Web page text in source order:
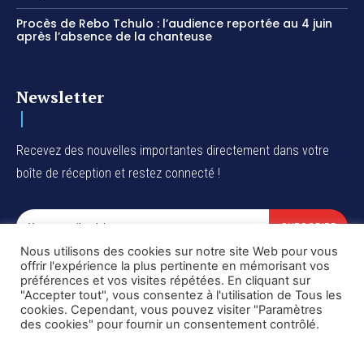
Procès de Rebo Tchulo : l’audience reportée au 4 juin
après l’absence de la chanteuse
Newsletter
Recevez des nouvelles importantes directement dans votre
boîte de réception et restez connecté !
SUBSCRIBE
I've read and accept thePrivacy Policy.
Nous utilisons des cookies sur notre site Web pour vous
offrir l'expérience la plus pertinente en mémorisant vos
préférences et vos visites répétées. En cliquant sur
"Accepter tout", vous consentez à l'utilisation de Tous les
cookies. Cependant, vous pouvez visiter "Paramètres
des cookies" pour fournir un consentement contrôlé.